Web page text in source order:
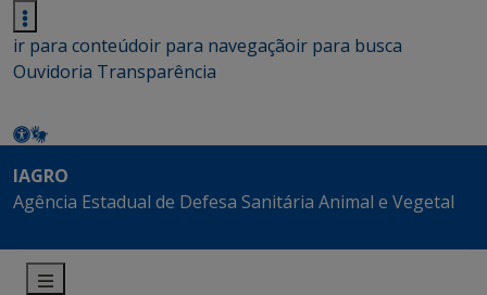
ir para conteúdoir para navegaçãoir para busca
Ouvidoria Transparência
IAGRO
Agência Estadual de Defesa Sanitária Animal e Vegetal